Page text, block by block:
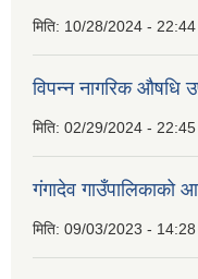
मिति: 10/28/2024 - 22:44
विपन्न नागरिक औषधि
मिति: 02/29/2024 - 22:45
गंगादेव गाउँपालिकाको
मिति: 09/03/2023 - 14:28